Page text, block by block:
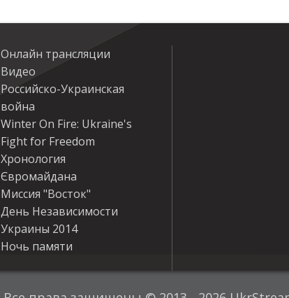
Онлайн трансляции
Видео
Российско-Украинская
война
Winter On Fire: Ukraine's
Fight for Freedom
Хронология
Євромайдана
Миссия "Восток"
День Независимости
Украины 2014
Ночь памяти